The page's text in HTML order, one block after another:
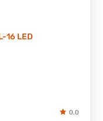
16 LED
0.0